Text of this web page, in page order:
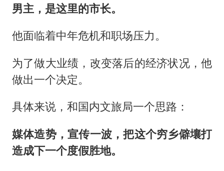
男主，是这里的市长。
他面临着中年危机和职场压力。
为了做大业绩，改变落后的经济状况，他
做出一个决定。
具体来说，和国内文旅局一个思路：
媒体造势，宣传一波，把这个穷乡僻壤打
造成下一个度假胜地。